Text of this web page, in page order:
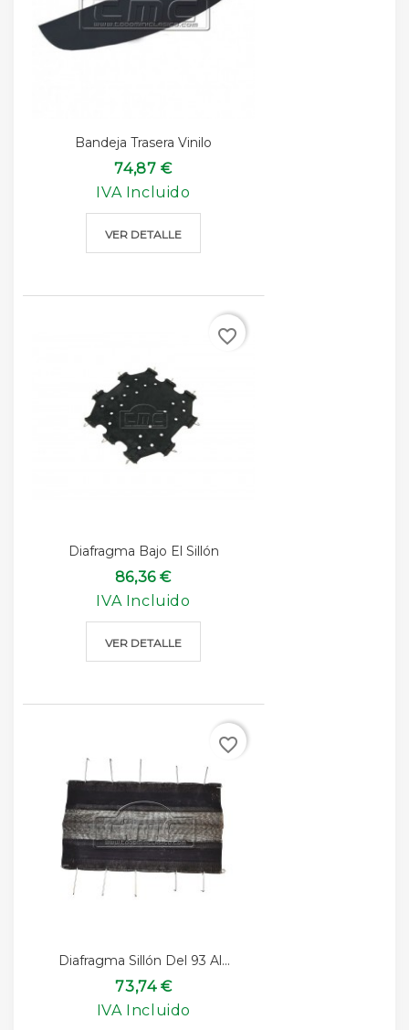
Bandeja Trasera Vinilo
74,87 €
IVA Incluido
VER DETALLE
Diafragma Bajo El Sillón
86,36 €
IVA Incluido
VER DETALLE
favorite_border
Diafragma Sillón Del 93 Al...
73,74 €
IVA Incluido
favorite_border